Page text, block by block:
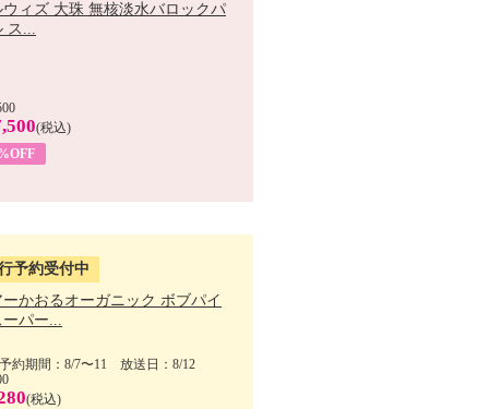
ウィズ 大珠 無核淡水バロックパ
ス...
(税込)
予約受付中
ーかおるオーガニック ボブパイ
ーパー...
約期間：8/7〜11 放送日：8/12
(税込)